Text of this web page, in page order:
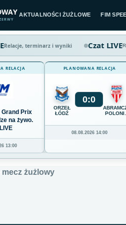
AKTUALNOŚCI ŻUŻLOWE FIM
Relacje, terminarz i wyniki Czat LIVE
RELACJA
Prix
na żywo.
13:00
PLANOWANA RELACJA
ORZEŁ
ŁÓDŹ
0:0
POLONIA
08.08.2026 14:00
mecz żużlowy